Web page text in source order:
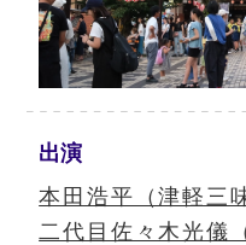
出演
本田浩平（津軽三
二代目佐々木光儀